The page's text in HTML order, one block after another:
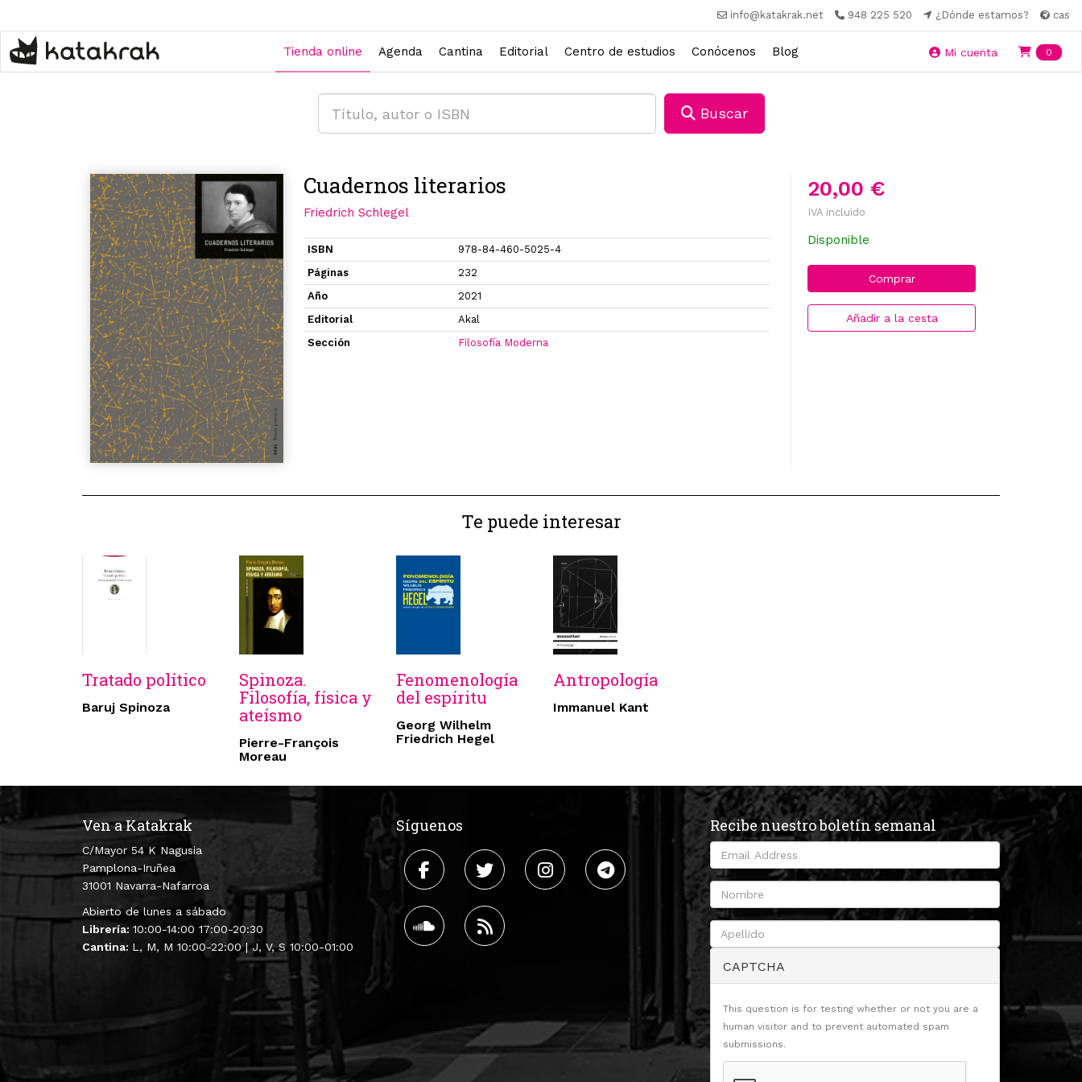
contenido
principal
info@katakrak.net 948 225 520 ¿Dónde estamos? cas
Tienda online Agenda Cantina Editorial Centro de estudios Conócenos Blog Mi cuenta 0
Buscar
20,00 €
IVA incluido
Disponible
Comprar
Añadir a la cesta
Cuadernos literarios
Friedrich Schlegel
ISBN
978-84-460-5025-4
Páginas
232
Año
2021
Editorial
Akal
Sección
Filosofía Moderna
Te puede interesar
Tratado político
Baruj Spinoza
Spinoza.
Filosofía, física y
ateísmo
Pierre-François
Moreau
Fenomenología
del espíritu
Georg Wilhelm
Friedrich Hegel
Antropología
Immanuel Kant
Ven a Katakrak
C/Mayor 54 K Nagusia
Pamplona-Iruñea
31001 Navarra-Nafarroa
Abierto de lunes a sábado
Librería: 10:00-14:00 17:00-20:30
Cantina: L, M, M 10:00-22:00 | J, V, S 10:00-01:00
Síguenos Recibe nuestro boletín semanal
CAPTCHA
This question is for testing whether or not you are a
human visitor and to prevent automated spam
submissions.